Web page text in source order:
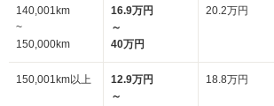
140,001km
~
150,000km
16.9万円
～
40万円
20.2万円
150,001km以上
12.9万円
～
18.8万円